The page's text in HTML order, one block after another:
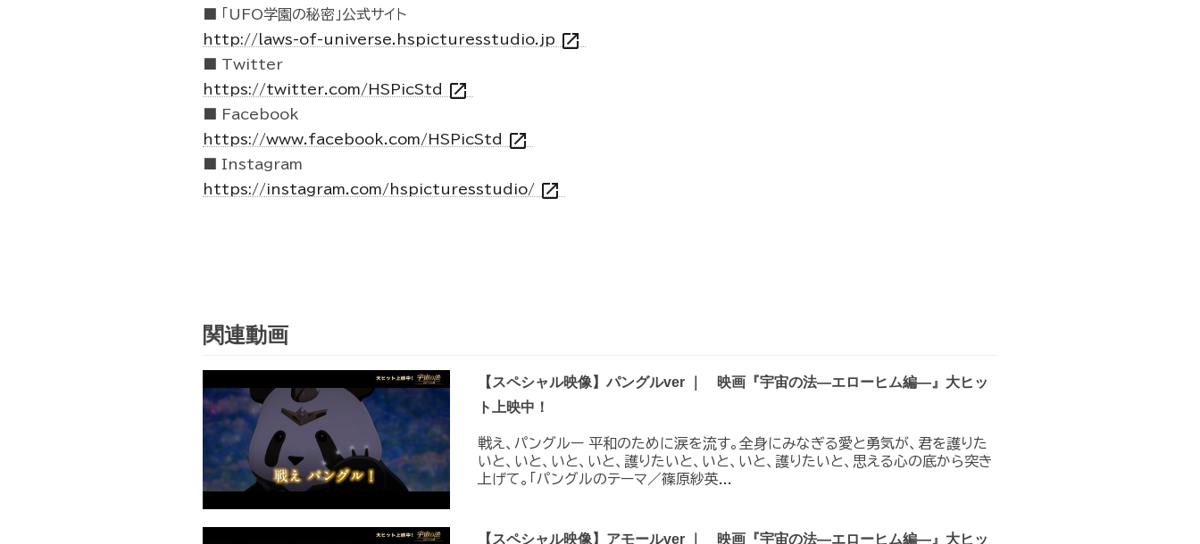
■ 「UFO学園の秘密」公式サイト
http://laws-of-universe.hspicturesstudio.jp open_in_new
■ Twitter
https://twitter.com/HSPicStd
open_in_new
■ Facebook
https://www.facebook.com/HSPicStd
open_in_new
■ Instagram
https://instagram.com/hspicturesstudio/ open_in_new
関連動画
【スペシャル映像】パングルver ｜ 映画『宇宙の法―エローヒム編―』大ヒッ
ト上映中！
戦え、パングルー 平和のために涙を流す。全身にみなぎる愛と勇気が、君を護りた
いと、いと、いと、いと、護りたいと、いと、いと、護りたいと、思える心の底から突き
上げて。「パングルのテーマ／篠原紗英...
【スペシャル映像】アモールver ｜ 映画『宇宙の法―エローヒム編―』大ヒッ